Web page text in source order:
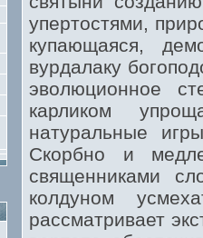
упертостями,
купающаяся,
вурдалаку
эволюционное
карликом
натуральные
Скорбно и
священниками
колдуном
рассматривает